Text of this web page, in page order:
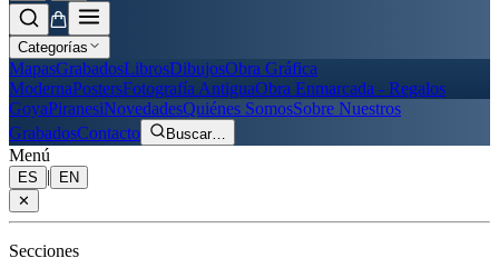
Categorías
MapasGrabadosLibrosDibujosObra Gráfica
ModernaPostersFotografía AntiguaObra Enmarcada - Regalos
GoyaPiranesiNovedadesQuiénes SomosSobre Nuestros
GrabadosContacto Buscar…
Menú
ES |
EN
✕
Secciones